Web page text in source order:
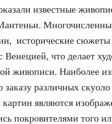
известные
исторические сюжеты
Венецией, что делает
живописи. Наиболее
различных
картин являются
покровителями того